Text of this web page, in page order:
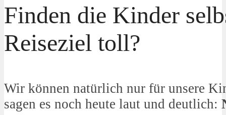
Finden die Kinder
Reiseziel toll?
Wir können natürlich nur für unsere
sagen es noch heute laut und deutlich: